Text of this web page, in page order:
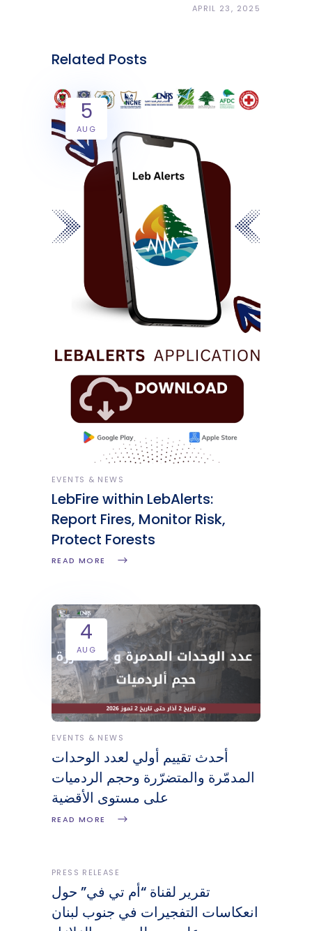
APRIL 23, 2025
Related Posts
5
AUG
EVENTS & NEWS
LebFire within LebAlerts:
Report Fires, Monitor Risk,
Protect Forests
READ MORE
4
AUG
EVENTS & NEWS
أحدث تقييم أولي لعدد الوحدات
المدمّرة والمتضرّرة وحجم الردميات
على مستوى الأقضية
READ MORE
PRESS RELEASE
تقرير لقناة “أم تي في” حول
انعكاسات التفجيرات في جنوب لبنان